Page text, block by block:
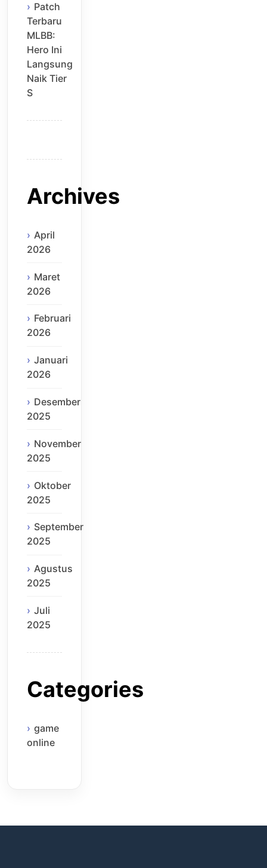
Patch
Terbaru
MLBB:
Hero Ini
Langsung
Naik Tier
S
Archives
April
2026
Maret
2026
Februari
2026
Januari
2026
Desember
2025
November
2025
Oktober
2025
September
2025
Agustus
2025
Juli
2025
Categories
game
online